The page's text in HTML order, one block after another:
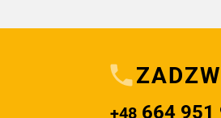
+48664 951